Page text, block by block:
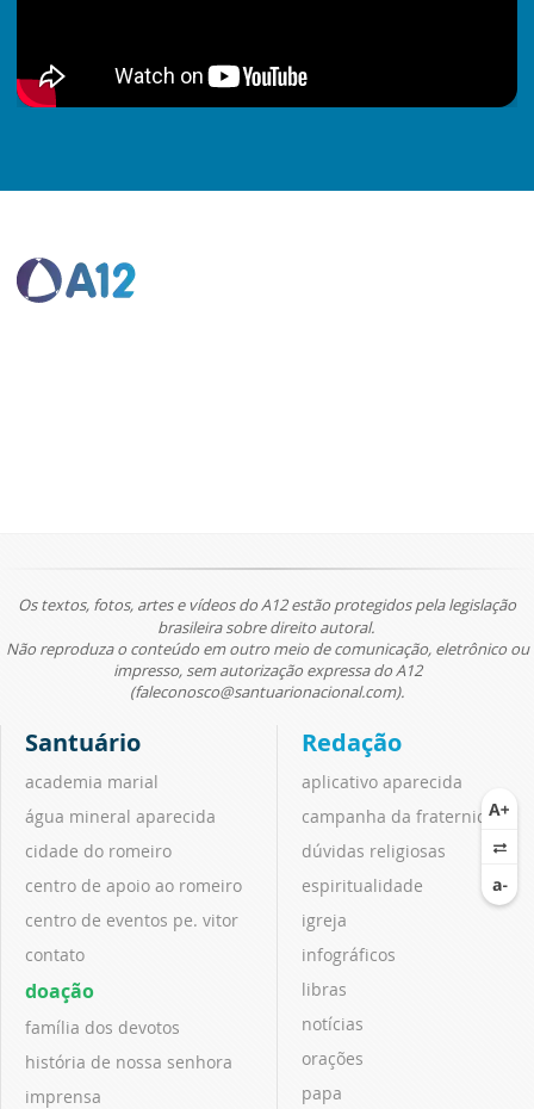
Os textos, fotos, artes e vídeos do A12 estão protegidos pela legislação
brasileira sobre direito autoral.
Não reproduza o conteúdo em outro meio de comunicação, eletrônico ou
impresso, sem autorização expressa do A12
(faleconosco@santuarionacional.com).
Santuário
academia marial
água mineral aparecida
cidade do romeiro
centro de apoio ao romeiro
centro de eventos pe. vitor
contato
doação
família dos devotos
história de nossa senhora
imprensa
Redação
aplicativo aparecida
campanha da fraternidade
dúvidas religiosas
espiritualidade
igreja
infográficos
libras
notícias
orações
papa